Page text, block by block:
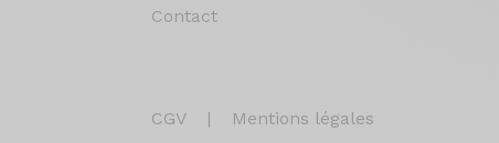
Contact
CGV | Mentions légales